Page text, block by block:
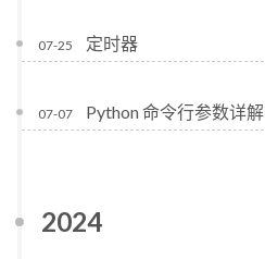
07-25 定时器
07-07 Python 命令行参数详解
2024